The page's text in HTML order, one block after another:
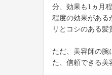
分、効果も1ヵ月
程度の効果がある
リとコシのある髪
ただ、美容師の腕
た、信頼できる美